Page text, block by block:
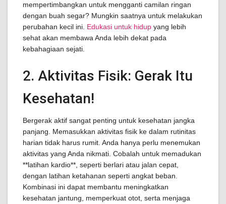
mempertimbangkan untuk mengganti camilan ringan
dengan buah segar? Mungkin saatnya untuk melakukan
perubahan kecil ini. Edukasi untuk hidup yang lebih
sehat akan membawa Anda lebih dekat pada
kebahagiaan sejati.
2. Aktivitas Fisik: Gerak Itu
Kesehatan!
Bergerak aktif sangat penting untuk kesehatan jangka
panjang. Memasukkan aktivitas fisik ke dalam rutinitas
harian tidak harus rumit. Anda hanya perlu menemukan
aktivitas yang Anda nikmati. Cobalah untuk memadukan
**latihan kardio**, seperti berlari atau jalan cepat,
dengan latihan ketahanan seperti angkat beban.
Kombinasi ini dapat membantu meningkatkan
kesehatan jantung, memperkuat otot, serta menjaga